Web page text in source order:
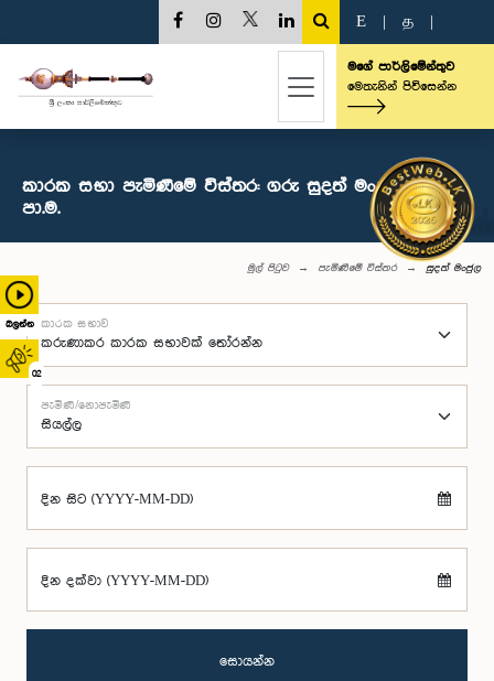
බලන්න
02
E த
මගේ පාර්ලිමේන්තුව
මෙතැනින් පිවිසෙන්න
කාරක සභා පැමිණීමේ විස්තර: ගරු සුදත් මංජුල මහතා,
පා.ම.
මුල් පිටුව පැමිණීමේ විස්තර සුදත් මංජුල
කාරක සභාව
පැමිණි/නොපැමිණි
දින සිට (YYYY-MM-DD)
දින දක්වා (YYYY-MM-DD)
සොයන්න